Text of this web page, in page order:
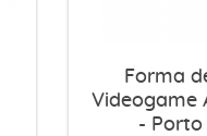
Forma
Videogame
- Porto